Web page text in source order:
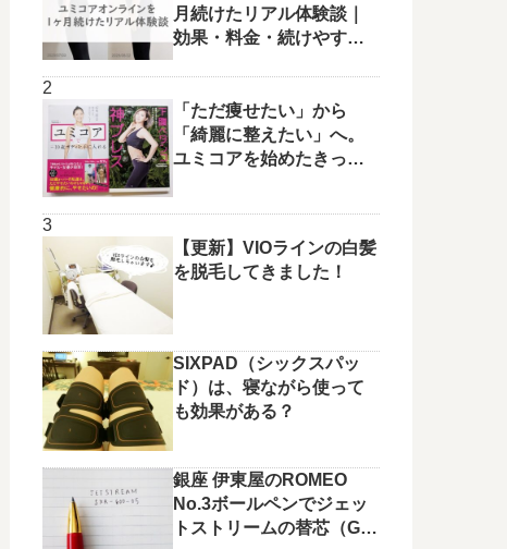
月続けたリアル体験談｜
効果・料金・続けやすさ
「ただ痩せたい」から
「綺麗に整えたい」へ。
ユミコアを始めたきっか
【更新】VIOラインの白髪
を脱毛してきました！
SIXPAD（シックスパッ
ド）は、寝ながら使って
も効果がある？
銀座 伊東屋のROMEO
No.3ボールペンでジェッ
トストリームの替芯（G2